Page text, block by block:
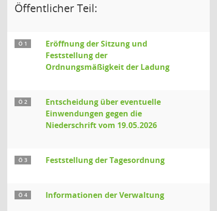
Öffentlicher Teil:
Ö 1
Eröffnung der Sitzung und
Feststellung der
Ordnungsmäßigkeit der Ladung
Ö 2
Entscheidung über eventuelle
Einwendungen gegen die
Niederschrift vom 19.05.2026
Ö 3 Feststellung der Tagesordnung
Ö 4 Informationen der Verwaltung